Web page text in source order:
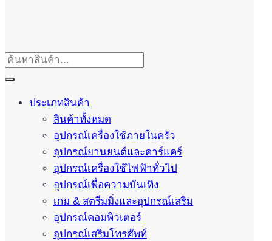
ประเภทสินค้า
สินค้าทั้งหมด
อุปกรณ์เครื่องใช้ภายในครัว
อุปกรณ์ยานยนต์และคาร์แคร์
อุปกรณ์เครื่องใช้ไฟฟ้าทั่วไป
อุปกรณ์เพื่อความบันเทิง
เกม & สตรีมมิ่งและอุปกรณ์เสริม
อุปกรณ์คอมพิวเตอร์
อุปกรณ์เสริมโทรศัพท์